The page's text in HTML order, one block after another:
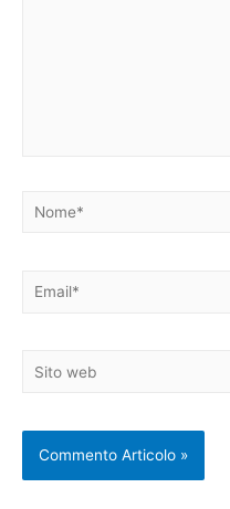
Nome*
Email*
Sito